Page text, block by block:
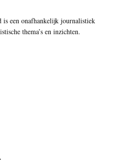
is een onafhankelijk journalistiek
thema’s en inzichten.